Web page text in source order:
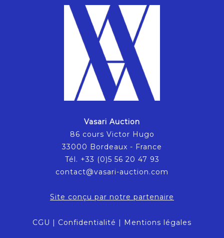
Vasari Auction
86 cours Victor Hugo
33000 Bordeaux - France
Tél. +33 (0)5 56 20 47 93
contact@vasari-auction.com
Site conçu par notre partenaire
CGU | Confidentialité | Mentions légales